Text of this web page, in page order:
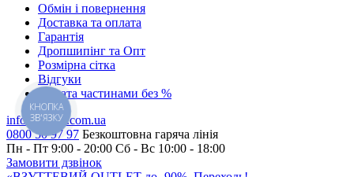
Обмін і повернення
Доставка та оплата
Гарантiя
Дропшипінг та Опт
Розмірна сітка
Відгуки
Оплата частинами без %
info@pratik.com.ua
0800 50 97 97 Безкоштовна гаряча лінія
Пн - Пт 9:00 - 20:00 Сб - Вс 10:00 - 18:00
Замовити дзвінок
КНОПКА
ЗВ'ЯЗКУ